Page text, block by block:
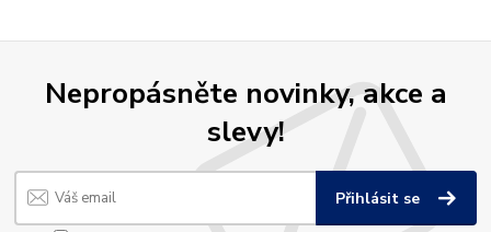
Nepropásněte novinky, akce a
slevy!
Přihlásit se